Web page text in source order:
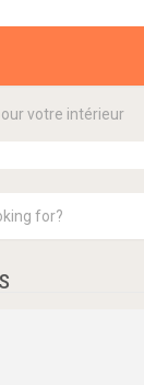
votre intérieur